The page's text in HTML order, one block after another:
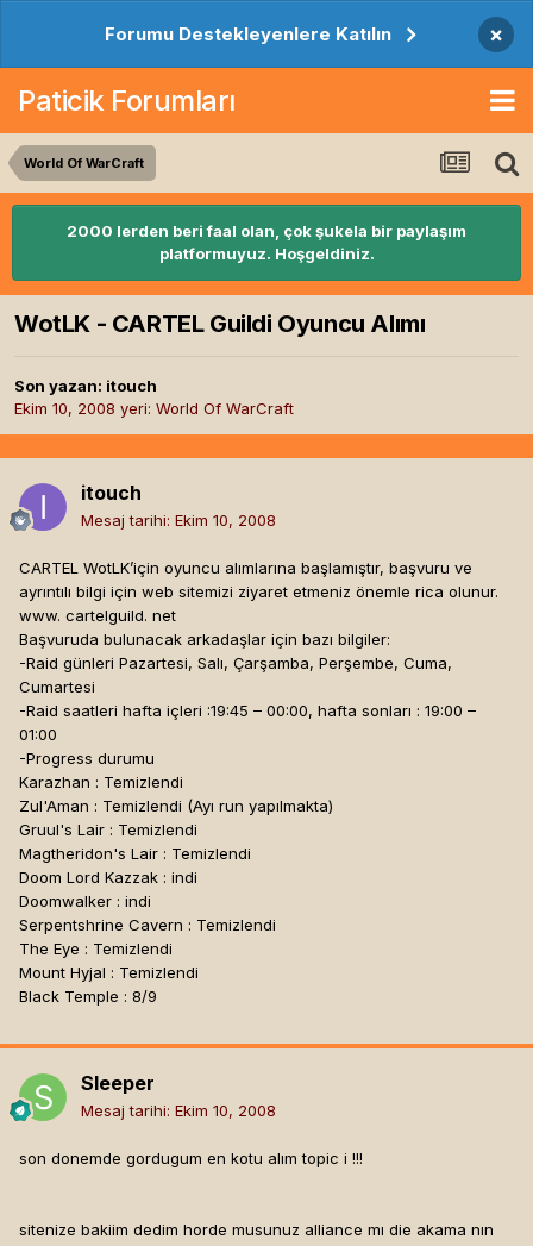
Forumu Destekleyenlere Katılın ×
Paticik Forumları
World Of WarCraft
2000 lerden beri faal olan, çok şukela bir paylaşım
platformuyuz. Hoşgeldiniz.
WotLK - CARTEL Guildi Oyuncu Alımı
Son yazan: itouch
Ekim 10, 2008 yeri: World Of WarCraft
itouch
Mesaj tarihi: Ekim 10, 2008
CARTEL WotLK’için oyuncu alımlarına başlamıştır, başvuru ve
ayrıntılı bilgi için web sitemizi ziyaret etmeniz önemle rica olunur.
www. cartelguild. net
Başvuruda bulunacak arkadaşlar için bazı bilgiler:
-Raid günleri Pazartesi, Salı, Çarşamba, Perşembe, Cuma,
Cumartesi
-Raid saatleri hafta içleri :19:45 – 00:00, hafta sonları : 19:00 –
01:00
-Progress durumu
Karazhan : Temizlendi
Zul'Aman : Temizlendi (Ayı run yapılmakta)
Gruul's Lair : Temizlendi
Magtheridon's Lair : Temizlendi
Doom Lord Kazzak : indi
Doomwalker : indi
Serpentshrine Cavern : Temizlendi
The Eye : Temizlendi
Mount Hyjal : Temizlendi
Black Temple : 8/9
Sleeper
Mesaj tarihi: Ekim 10, 2008
son donemde gordugum en kotu alım topic i !!!
sitenize bakiim dedim horde musunuz alliance mı die akama nın